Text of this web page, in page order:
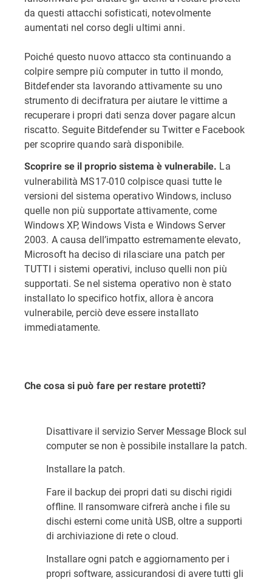
da questi attacchi sofisticati, notevolmente
aumentati nel corso degli ultimi anni.
Poiché questo nuovo attacco sta continuando a
colpire sempre più computer in tutto il mondo,
Bitdefender sta lavorando attivamente su uno
strumento di decifratura per aiutare le vittime a
recuperare i propri dati senza dover pagare alcun
riscatto. Seguite Bitdefender su Twitter e Facebook
per scoprire quando sarà disponibile.
Scoprire se il proprio sistema è vulnerabile. La
vulnerabilità MS17-010 colpisce quasi tutte le
versioni del sistema operativo Windows, incluso
quelle non più supportate attivamente, come
Windows XP, Windows Vista e Windows Server
2003. A causa dell’impatto estremamente elevato,
Microsoft ha deciso di rilasciare una patch per
TUTTI i sistemi operativi, incluso quelli non più
supportati. Se nel sistema operativo non è stato
installato lo specifico hotfix, allora è ancora
vulnerabile, perciò deve essere installato
immediatamente.
Che cosa si può fare per restare protetti?
Disattivare il servizio Server Message Block sul
computer se non è possibile installare la patch.
Installare la patch.
Fare il backup dei propri dati su dischi rigidi
offline. Il ransomware cifrerà anche i file su
dischi esterni come unità USB, oltre a supporti
di archiviazione di rete o cloud.
Installare ogni patch e aggiornamento per i
propri software, assicurandosi di avere tutti gli